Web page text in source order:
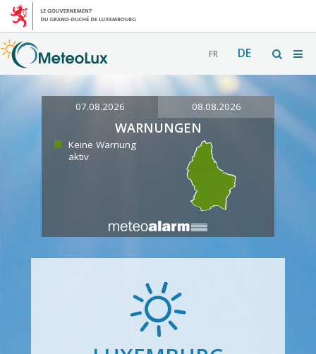
FR DE
07.08.2026 08.08.2026
WARNUNGEN
Keine Warnung
aktiv